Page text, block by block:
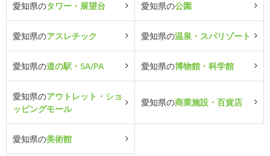
愛知県のタワー・展望台 愛知県の公園
愛知県のアスレチック 愛知県の温泉・スパリゾート
愛知県の道の駅・SA/PA 愛知県の博物館・科学館
愛知県のアウトレット・ショ
ッピングモール
愛知県の商業施設・百貨店
愛知県の美術館